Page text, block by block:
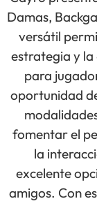
Damas,
versátil
estrategia y la
para
oportunidad
fomentar el
la
excelente
amigos. Con